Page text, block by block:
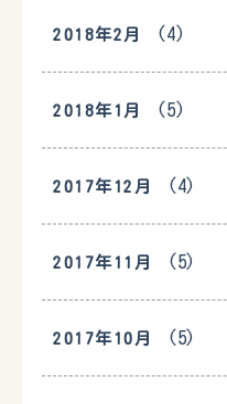
2018年2月 (4)
2018年1月 (5)
2017年12月 (4)
2017年11月 (5)
2017年10月 (5)